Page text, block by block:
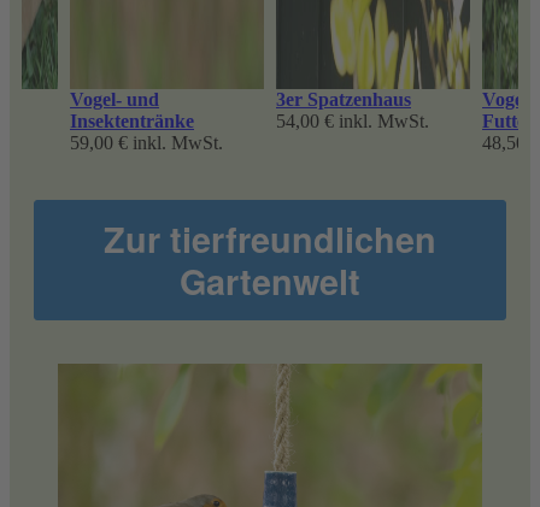
Vogel- und
Insektentränke
59,00 € inkl. MwSt.
3er Spatzenhaus
54,00 € inkl. MwSt.
48,50 €
Zur tierfreundlichen
Gartenwelt